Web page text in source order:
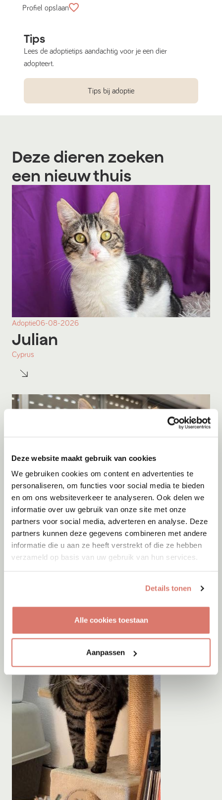
Deze website maakt gebruik van cookies
We gebruiken cookies om content en advertenties te
personaliseren, om functies voor social media te bieden
en om ons websiteverkeer te analyseren. Ook delen we
informatie over uw gebruik van onze site met onze
partners voor social media, adverteren en analyse. Deze
partners kunnen deze gegevens combineren met andere
informatie die u aan ze heeft verstrekt of die ze hebben
verzameld op basis van uw gebruik van hun services.
Details tonen
Alle cookies toestaan
Aanpassen
Profiel opslaan
Tips
Lees de adoptietips aandachtig voor je een dier
adopteert.
Tips bij adoptie
Deze dieren zoeken
een nieuw thuis
Adoptie06-08-2026
Julian
Cyprus
Adoptie06-08-2026
Jumby